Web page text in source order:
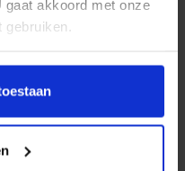
akkoord met onze
OTP
Password (OTP)
OTP’s zijn unieke en
worden. Een OTP